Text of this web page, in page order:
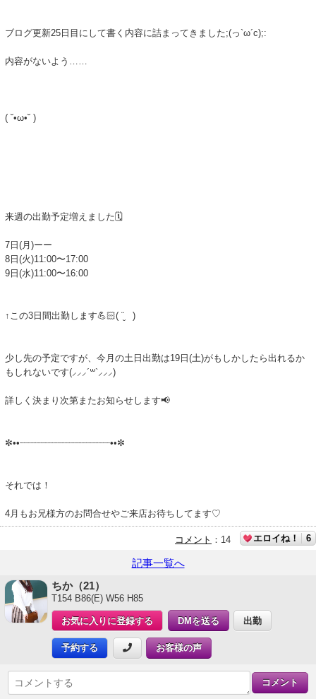
ブログ更新25日目にして書く内容に詰まってきました;(っ`ω´c);:
内容がないよう……
( ˘•ω•˘ )
来週の出勤予定増えました🗓️
7日(月)ーー
8日(火)11:00〜17:00
9日(水)11:00〜16:00
↑この3日間出勤します💪🏻( ¨̮ )
少し先の予定ですが、今月の土日出勤は19日(土)がもしかしたら出れるか
もしれないです(⸝⸝⸝´꒳`⸝⸝⸝)
詳しく決まり次第またお知らせします📢
✼••┈┈┈┈┈┈┈┈┈┈┈┈┈┈┈┈••✼
それでは！
4月もお兄様方のお問合せやご来店お待ちしてます♡
コメント ： 14 エロイね！ 6
記事一覧へ
ちか（21）
T154 B86(E) W56 H85
お気に入りに登録する DMを送る 出勤
予約する お客様の声